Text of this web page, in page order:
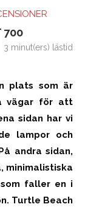
700
3 minut(ers) lästid
plats som är
vägar för att
sidan har vi
lampor och
andra sidan,
minimalistiska
faller en i
Turtle Beach